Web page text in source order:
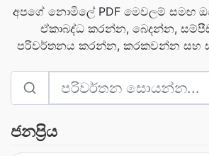
අපගේ නොමිලේ PDF මෙවලම් සමඟ
ඒකාබද්ධ කරන්න, බෙදන්න,
පරිවර්තනය කරන්න, කරකවන්න සහ
ජනප්‍රිය